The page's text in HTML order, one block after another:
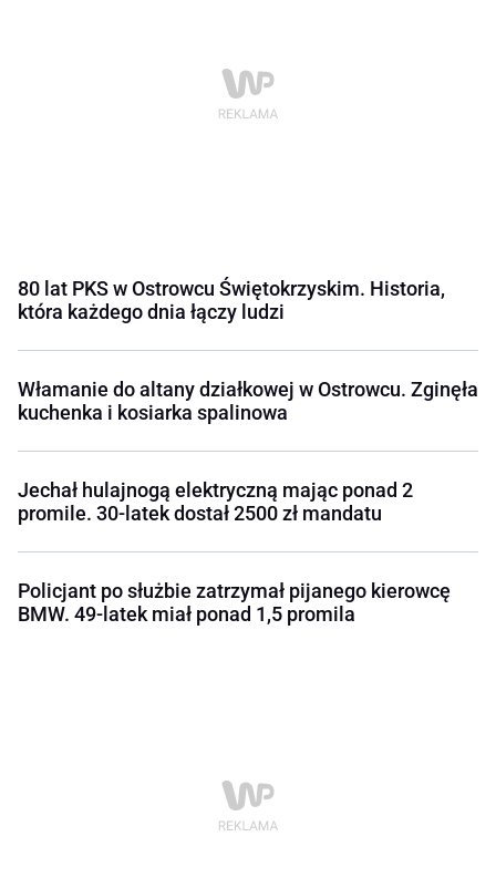
80 lat PKS w Ostrowcu Świętokrzyskim. Historia,
która każdego dnia łączy ludzi
Włamanie do altany działkowej w Ostrowcu. Zginęła
kuchenka i kosiarka spalinowa
Jechał hulajnogą elektryczną mając ponad 2
promile. 30-latek dostał 2500 zł mandatu
Policjant po służbie zatrzymał pijanego kierowcę
BMW. 49-latek miał ponad 1,5 promila